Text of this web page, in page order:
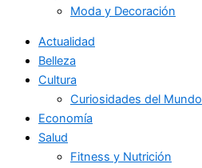
Moda y Decoración
Actualidad
Belleza
Cultura
Curiosidades del Mundo
Economía
Salud
Fitness y Nutrición